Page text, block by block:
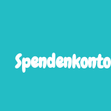
Spendenkonto